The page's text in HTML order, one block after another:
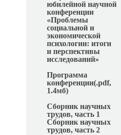
юбилейной научной
конференции
«Проблемы
социальной и
экономической
психологии: итоги
и перспективы
исследований»
Программа
конференции(.pdf,
1.4мб)
Сборник научных
трудов, часть 1
Сборник научных
трудов, часть 2